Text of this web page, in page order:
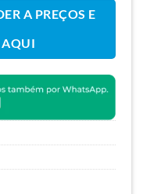
A PREÇOS E
AQUI